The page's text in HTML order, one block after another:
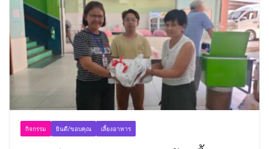
กิจกรรม ยินดี/ขอบคุณ เลี้ยงอาหาร